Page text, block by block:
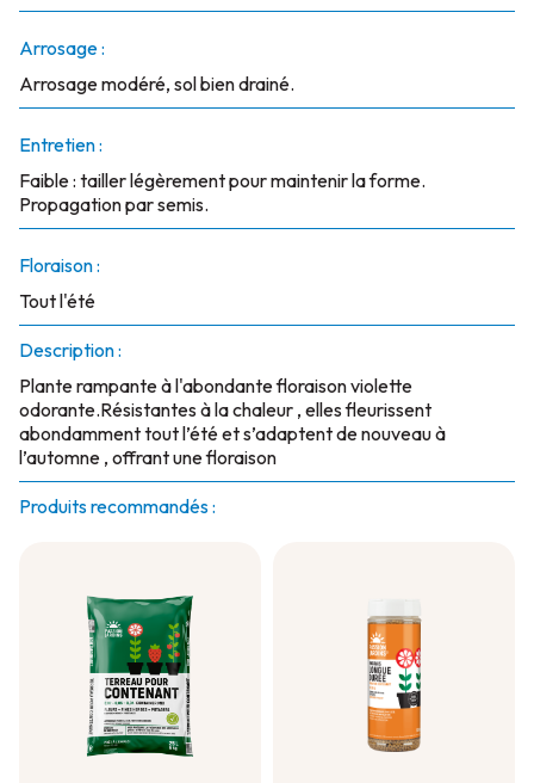
Arrosage :
Arrosage modéré, sol bien drainé.
Entretien :
Faible : tailler légèrement pour maintenir la forme.
Propagation par semis.
Floraison :
Tout l'été
Description :
Plante rampante à l'abondante floraison violette
odorante.Résistantes à la chaleur , elles fleurissent
abondamment tout l’été et s’adaptent de nouveau à
l’automne , offrant une floraison
Produits recommandés :